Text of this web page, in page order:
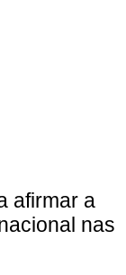
afirmar a
nas